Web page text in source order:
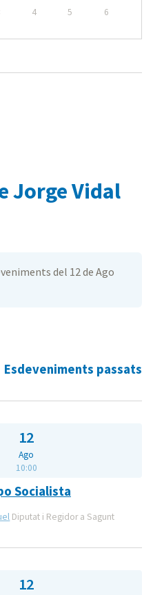
4 5 6
Jorge Vidal
del 12 de Ago
Esdeveniments passats
12
Ago
10:00
Socialista
Diputat i Regidor a Sagunt
12